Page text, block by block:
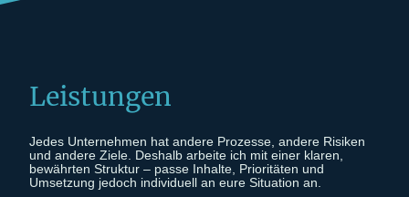
Leistungen
Jedes Unternehmen hat andere Prozesse, andere Risiken
und andere Ziele. Deshalb arbeite ich mit einer klaren,
bewährten Struktur – passe Inhalte, Prioritäten und
Umsetzung jedoch individuell an eure Situation an.